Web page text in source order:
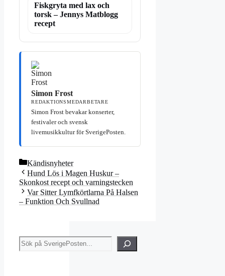
Fiskgryta med lax och
torsk – Jennys Matblogg
recept
Simon Frost
REDAKTIONSMEDARBETARE
Simon Frost bevakar konserter,
festivaler och svensk
livemusikkultur för SverigePosten.
Kategorier
Kändisnyheter
Hund Lös i Magen Huskur –
Skonkost recept och varningstecken
Var Sitter Lymfkörtlarna På Halsen
– Funktion Och Svullnad
Sök